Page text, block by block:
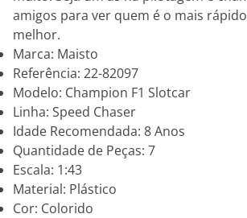
amigos para ver quem é o mais
melhor.
Marca: Maisto
Referência: 22-82097
Modelo: Champion F1 Slotcar
Linha: Speed Chaser
Idade Recomendada: 8 Anos
Quantidade de Peças: 7
Escala: 1:43
Material: Plástico
Cor: Colorido